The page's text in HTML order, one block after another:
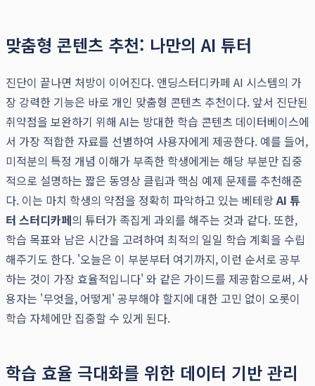
맞춤형 콘텐츠 추천: 나만의 AI 튜터
진단이 끝나면 처방이 이어진다. 앤딩스터디카페 AI 시스템의 가
장 강력한 기능은 바로 개인 맞춤형 콘텐츠 추천이다. 앞서 진단된
취약점을 보완하기 위해 AI는 방대한 학습 콘텐츠 데이터베이스에
서 가장 적합한 자료를 선별하여 사용자에게 제공한다. 예를 들어,
미적분의 특정 개념 이해가 부족한 학생에게는 해당 부분만 집중
적으로 설명하는 짧은 동영상 클립과 핵심 예제 문제를 추천해준
다. 이는 마치 학생의 약점을 정확히 파악하고 있는 베테랑AI 튜
터 스터디카페의 튜터가 족집게 과외를 해주는 것과 같다. 또한,
학습 목표와 남은 시간을 고려하여 최적의 일일 학습 계획을 수립
해주기도 한다. '오늘은 이 부분부터 여기까지, 이런 순서로 공부
하는 것이 가장 효율적입니다' 와 같은 가이드를 제공함으로써, 사
용자는 '무엇을, 어떻게' 공부해야 할지에 대한 고민 없이 오롯이
학습 자체에만 집중할 수 있게 된다.
학습 효율 극대화를 위한 데이터 기반 관리